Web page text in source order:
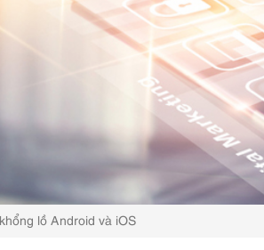
lồ Android và iOS